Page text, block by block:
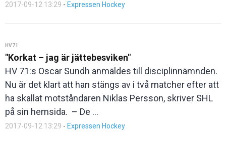
2017-09-12 13:29 - Expressen Hockey
HV71
"Korkat – jag är jättebesviken"
HV 71:s Oscar Sundh anmäldes till disciplinnämnden.
Nu är det klart att han stängs av i två matcher efter att
ha skallat motståndaren Niklas Persson, skriver SHL
på sin hemsida. – De ...
2017-09-12 13:29 - Expressen Hockey